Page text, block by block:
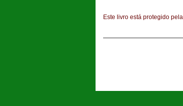
Este livro está protegido